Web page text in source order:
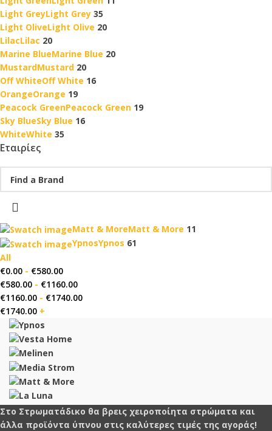
Light GreyLight Grey 35
Light OliveLight Olive 20
LilacLilac 20
Marine BlueMarine Blue 20
MustardMustard 20
Off WhiteOff White 16
OrangeOrange 19
Peacock GreenPeacock Green 19
Sky BlueSky Blue 16
WhiteWhite 35
Εταιρίες
Matt & MoreMatt & More 11
YpnosYpnos 61
All
€0.00 - €580.00
€580.00 - €1160.00
€1160.00 - €1740.00
€1740.00 +
Στο Στρωματάδικο θα βρεις χειροποίητα στρώματα και
άλλα προϊόντα ύπνου στις καλύτερες τιμές της αγοράς!